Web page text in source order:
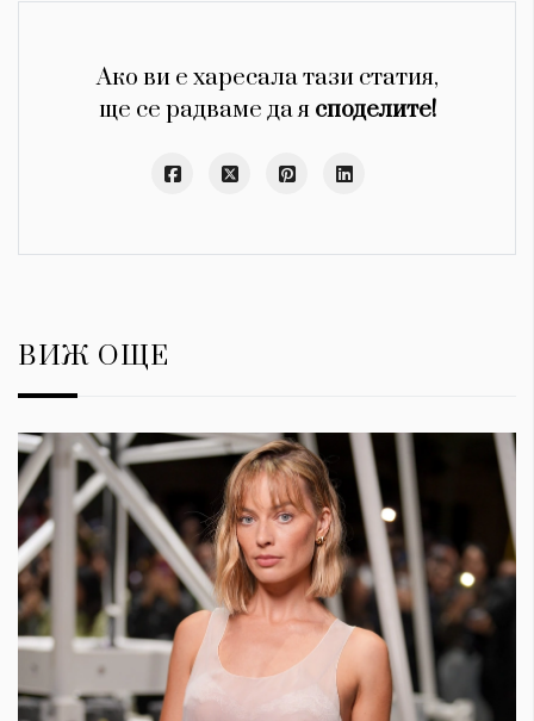
Ако ви е харесала тази статия,
ще се радваме да я споделите!
ВИЖ ОЩЕ